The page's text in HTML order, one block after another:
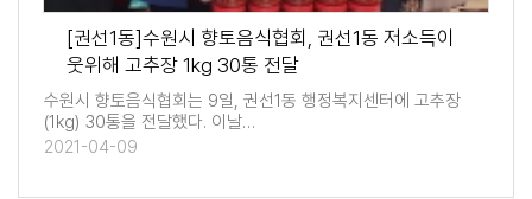
[권선1동]수원시 향토음식협회, 권선1동 저소득이
웃위해 고추장 1kg 30통 전달
수원시 향토음식협회는 9일, 권선1동 행정복지센터에 고추장
(1kg) 30통을 전달했다. 이날…
2021-04-09